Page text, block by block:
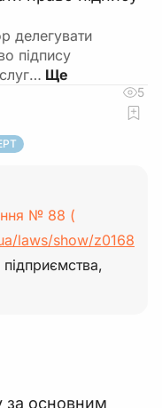
делегувати
підпису
5
№ 88 (
laws/show/z0168
за основним